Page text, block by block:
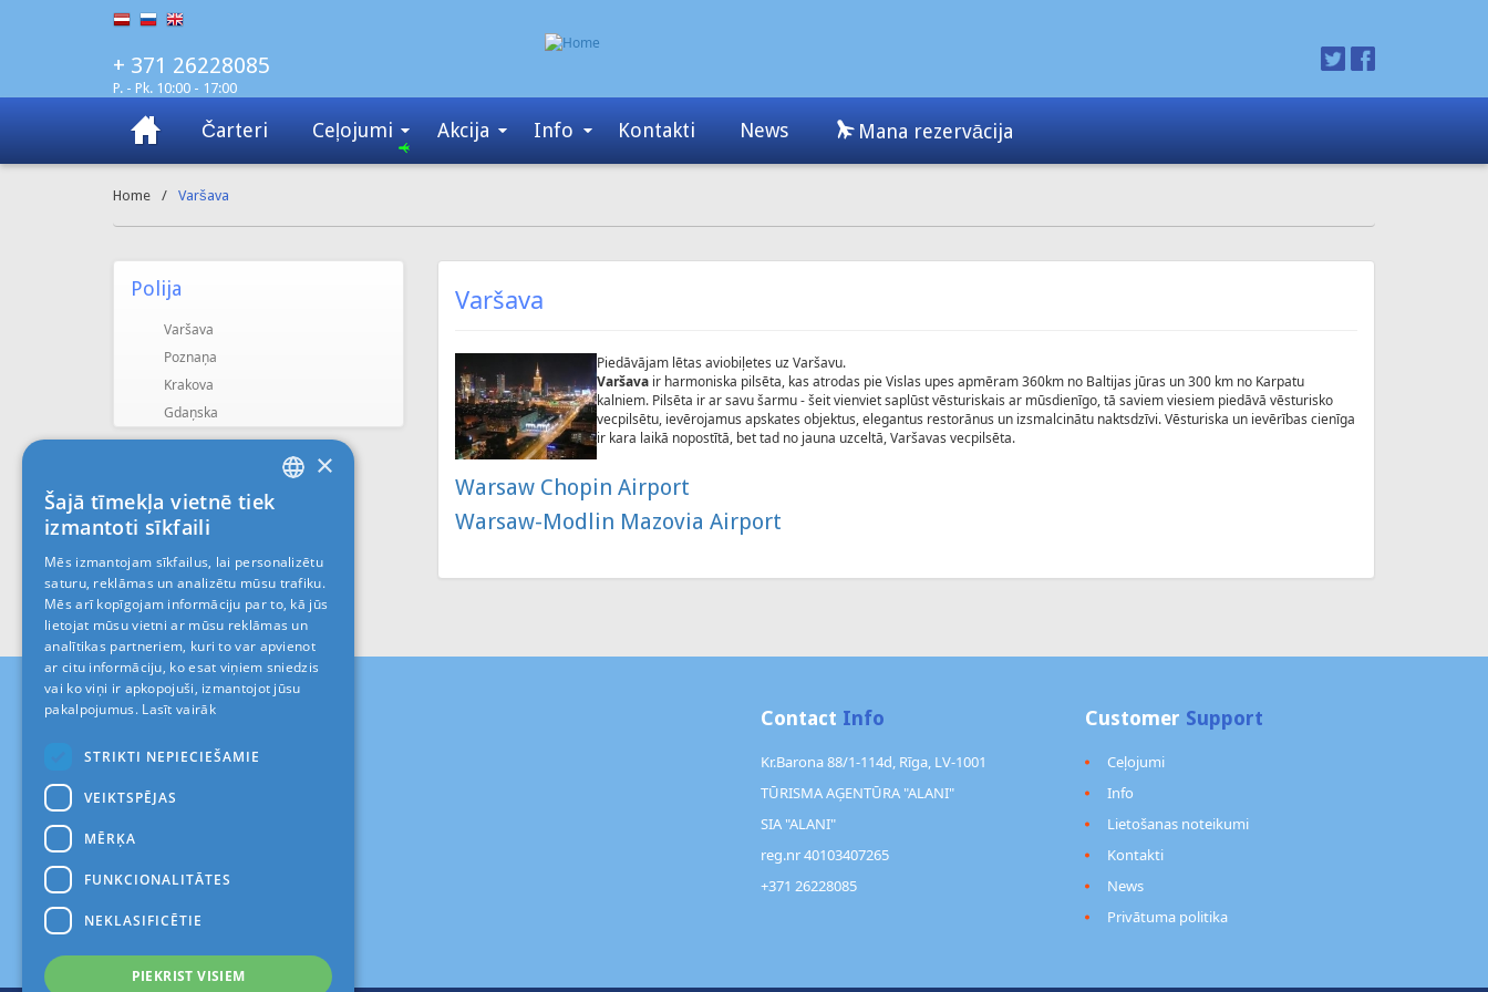
+ 371 26228085
P. - Pk. 10:00 - 17:00
Čarteri Ceļojumi Akcija Info Kontakti News Mana rezervācija
Home / Varšava
Polija
Varšava
Poznaņa
Krakova
Gdaņska
Varšava
Piedāvājam lētas aviobiļetes uz Varšavu.
Varšavair harmoniska pilsēta, kas atrodas pie Vislas upes apmēram 360km no Baltijas jūras un 300 km no Karpatu
kalniem. Pilsēta ir ar savu šarmu - šeit vienviet saplūst vēsturiskais ar mūsdienīgo, tā saviem viesiem piedāvā vēsturisko
vecpilsētu, ievērojamus apskates objektus, elegantus restorānus un izsmalcinātu naktsdzīvi. Vēsturiska un ievērības cienīga
ir kara laikā nopostītā, bet tad no jauna uzceltā, Varšavas vecpilsēta.
Warsaw Chopin Airport
Warsaw-Modlin Mazovia Airport
Contact Info
Kr.Barona 88/1-114d, Rīga, LV-1001
TŪRISMA AĢENTŪRA "ALANI"
SIA "ALANI"
reg.nr 40103407265
+371 26228085
Customer Support
Ceļojumi
Info
Lietošanas noteikumi
Kontakti
News
Privātuma politika
ENGLISH
×
Šajā tīmekļa vietnē tiek
izmantoti sīkfaili
Mēs izmantojam sīkfailus, lai personalizētu
saturu, reklāmas un analizētu mūsu trafiku.
Mēs arī kopīgojam informāciju par to, kā jūs
lietojat mūsu vietni ar mūsu reklāmas un
analītikas partneriem, kuri to var apvienot
ar citu informāciju, ko esat viņiem sniedzis
vai ko viņi ir apkopojuši, izmantojot jūsu
pakalpojumus. Lasīt vairāk
STRIKTI NEPIECIEŠAMIE
VEIKTSPĒJAS
MĒRĶA
FUNKCIONALITĀTES
NEKLASIFICĒTIE
PIEKRIST VISIEM